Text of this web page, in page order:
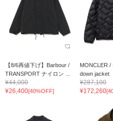
【8/6再値下げ】Barbour /
TRANSPORT ナイロン ...
¥44,000
¥26,400[40%OFF]
MONCLER /
down jacket
¥287,100
¥172,260